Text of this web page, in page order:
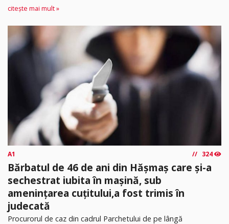
citește mai mult »
A1 324
Bărbatul de 46 de ani din Hășmaș care și-a
sechestrat iubita în mașină, sub
amenințarea cuțitului,a fost trimis în
judecată
Procurorul de caz din cadrul Parchetului de pe lângă